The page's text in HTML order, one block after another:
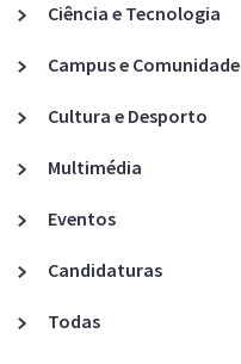
Ciência e Tecnologia
Campus e Comunidade
Cultura e Desporto
Multimédia
Eventos
Candidaturas
Todas